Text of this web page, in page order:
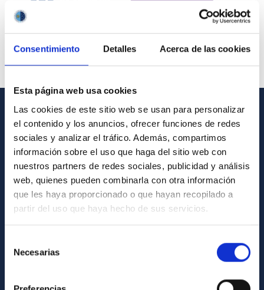
Consentimiento Detalles Acerca de las cookies
Esta página web usa cookies
Las cookies de este sitio web se usan para personalizar
el contenido y los anuncios, ofrecer funciones de redes
sociales y analizar el tráfico. Además, compartimos
información sobre el uso que haga del sitio web con
nuestros partners de redes sociales, publicidad y análisis
web, quienes pueden combinarla con otra información
que les haya proporcionado o que hayan recopilado a
partir del uso que haya hecho de sus servicios.
Necesarias
GENERAL INFORMATION
Contact
How to get to the IAC
List of personnel
Library
General register
ABOUT THE IAC